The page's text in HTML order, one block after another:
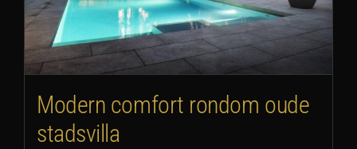
Modern comfort rondom oude
stadsvilla